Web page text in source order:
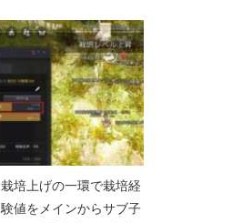
栽培上げの一環で栽培経
験値をメインからサブ子